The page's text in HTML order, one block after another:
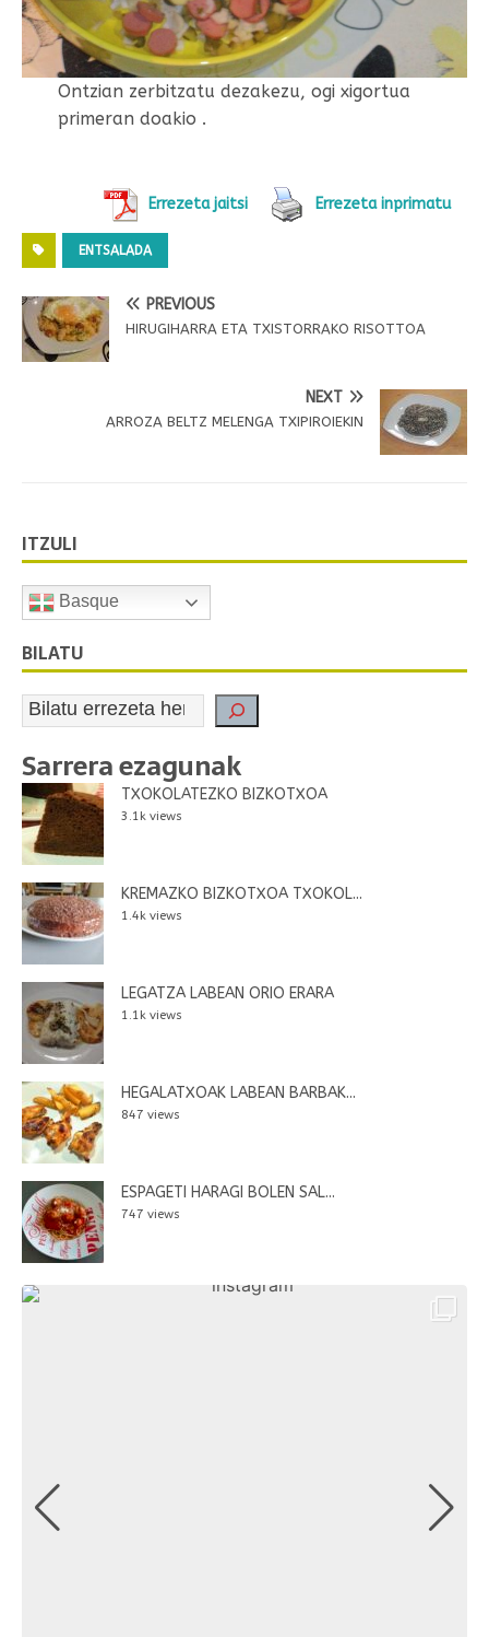
Ontzian zerbitzatu dezakezu, ogi xigortua
primeran doakio .
Errezeta jaitsi Errezeta inprimatu
ENTSALADA
PREVIOUS
HIRUGIHARRA ETA TXISTORRAKO RISOTTOA
NEXT
ARROZA BELTZ MELENGA TXIPIROIEKIN
ITZULI
Basque
BILATU
Sarrera ezagunak
TXOKOLATEZKO BIZKOTXOA
3.1k views
KREMAZKO BIZKOTXOA TXOKOL...
1.4k views
LEGATZA LABEAN ORIO ERARA
1.1k views
HEGALATXOAK LABEAN BARBAK...
847 views
ESPAGETI HARAGI BOLEN SAL...
747 views